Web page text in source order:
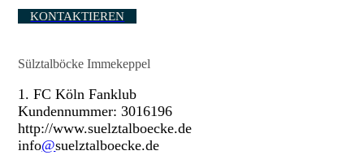
KONTAKTIEREN
Sülztalböcke Immekeppel
1. FC Köln Fanklub
Kundennummer: 3016196
http://www.suelztalboecke.de
info@suelztalboecke.de